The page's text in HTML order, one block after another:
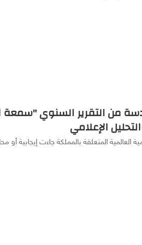
من التقرير السنوي
الإعلامي
الإعلامية العالمية المتعلقة بالمملكة جاءت إيجابية